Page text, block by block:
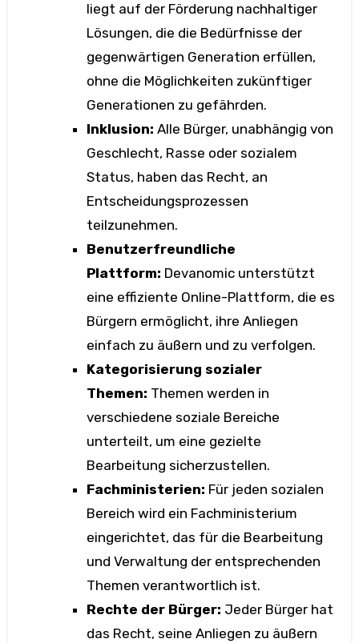
liegt auf der Förderung nachhaltiger
Lösungen, die die Bedürfnisse der
gegenwärtigen Generation erfüllen,
ohne die Möglichkeiten zukünftiger
Generationen zu gefährden.
Inklusion: Alle Bürger, unabhängig von
Geschlecht, Rasse oder sozialem
Status, haben das Recht, an
Entscheidungsprozessen
teilzunehmen.
Benutzerfreundliche
Plattform: Devanomic unterstützt
eine effiziente Online-Plattform, die es
Bürgern ermöglicht, ihre Anliegen
einfach zu äußern und zu verfolgen.
Kategorisierung sozialer
Themen: Themen werden in
verschiedene soziale Bereiche
unterteilt, um eine gezielte
Bearbeitung sicherzustellen.
Fachministerien: Für jeden sozialen
Bereich wird ein Fachministerium
eingerichtet, das für die Bearbeitung
und Verwaltung der entsprechenden
Themen verantwortlich ist.
Rechte der Bürger: Jeder Bürger hat
das Recht, seine Anliegen zu äußern